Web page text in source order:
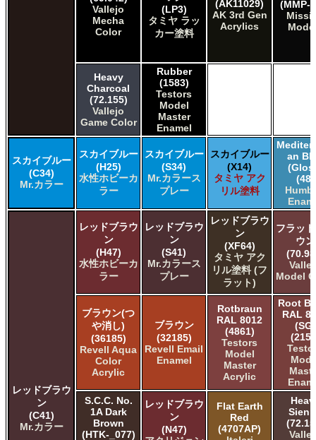
Vallejo
Mecha
Color
(LP3)
タミヤ ラッ
カー塗料
(AK11029)
AK 3rd Gen
Acrylics
(MMP-
Heavy
Charcoal
(72.155)
Vallejo
Game Color
Rubber
(1583)
Testors
Model
Master
Enamel
スカイブルー
(C34)
Mr.カラー
スカイブルー
(H25)
水性ホビーカ
ラー
スカイブルー
(S34)
Mr.カラース
プレー
スカイブルー
(X14)
タミヤ アク
リル塗料
an
(48)
レッドブラウ
ン
(C41)
Mr.カラー
レッドブラウ
ン
(H47)
水性ホビーカ
ラー
レッドブラウ
ン
(S41)
Mr.カラース
プレー
レッドブラウ
ン
(XF64)
タミヤ アク
リル塗料 (フ
ラット)
フラッ
ウン
Model
ブラウン(つ
や消し)
(36185)
Revell Aqua
Color
Acrylic
ブラウン
(32185)
Revell Email
Enamel
Rotbraun
RAL 8012
(4861)
Testors
Model
Master
Acrylic
Root
RAL
(SG)
S.C.C. No.
1A Dark
Brown
(HTK-_077)
レッドブラウ
ン
(N47)
Flat Earth
Red
(4707AP)